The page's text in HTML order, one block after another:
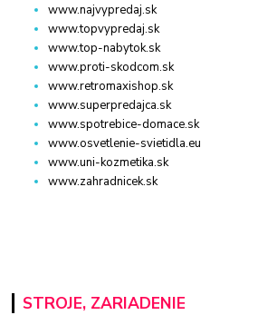
www.najvypredaj.sk
www.topvypredaj.sk
www.top-nabytok.sk
www.proti-skodcom.sk
www.retromaxishop.sk
www.superpredajca.sk
www.spotrebice-domace.sk
www.osvetlenie-svietidla.eu
www.uni-kozmetika.sk
www.zahradnicek.sk
STROJE, ZARIADENIE